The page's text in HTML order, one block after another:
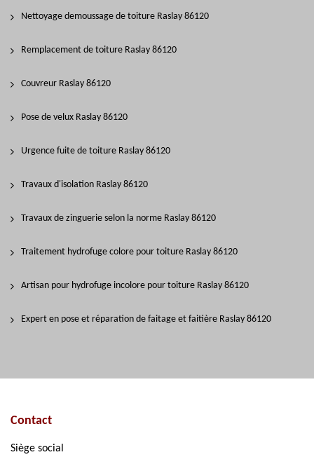
Nettoyage demoussage de toiture Raslay 86120
Remplacement de toiture Raslay 86120
Couvreur Raslay 86120
Pose de velux Raslay 86120
Urgence fuite de toiture Raslay 86120
Travaux d'isolation Raslay 86120
Travaux de zinguerie selon la norme Raslay 86120
Traitement hydrofuge colore pour toiture Raslay 86120
Artisan pour hydrofuge incolore pour toiture Raslay 86120
Expert en pose et réparation de faitage et faitière Raslay 86120
Contact
Siège social